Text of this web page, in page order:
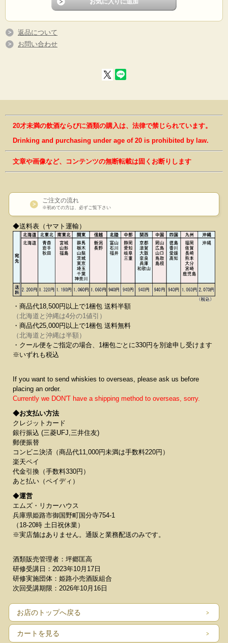
返品について
お問い合わせ
20才未満の飲酒ならびに酒類の購入は、法律で禁じられています。
Drinking and purchasing under age of 20 is prohibited by law.
文章や画像など、コンテンツの無断転載は固くお断りします
ご注文の流れ
※初めての方は、必ずご覧下さい
◆送料表（ヤマト運輸）
・商品代18,500円以上で1梱包 送料半額
（北海道と沖縄は4分の1値引）
・商品代25,000円以上で1梱包 送料無料
（北海道と沖縄は半額）
・クール便をご指定の場合、1梱包ごとに330円を別途申し受けます
※いずれも税込
If you want to send whiskies to overseas, please ask us before
placing an order.
Currently we DON'T have a shipping method to overseas, sorry.
◆お支払い方法
クレジットカード
銀行振込 (三菱UFJ,三井住友)
郵便振替
コンビニ決済（商品代11,000円未満は手数料220円）
楽天ペイ
代金引換（手数料330円）
あと払い（ペイディ）
◆運営
エムズ・リカーハウス
兵庫県姫路市御国野町国分寺754-1
（18-20時 土日祝休業）
※実店舗はありません。通販と業務配送のみです。
酒類販売管理者：坪郷匡高
研修受講日：2023年10月17日
研修実施団体：姫路小売酒販組合
次回受講期限：2026年10月16日
お店のトップへ戻る
カートを見る